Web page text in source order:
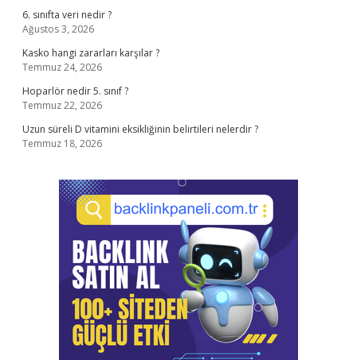
6. sınıfta veri nedir ?
Ağustos 3, 2026
Kasko hangi zararları karşılar ?
Temmuz 24, 2026
Hoparlör nedir 5. sınıf ?
Temmuz 22, 2026
Uzun süreli D vitamini eksikliğinin belirtileri nelerdir ?
Temmuz 18, 2026